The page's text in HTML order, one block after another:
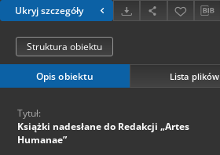
Ukryj szczegóły
Struktura obiektu
Opis obiektu Lista plików
Tytuł:
Książki nadesłane do Redakcji „Artes
Humanae”